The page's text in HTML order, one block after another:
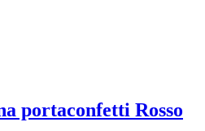
portaconfetti Rosso